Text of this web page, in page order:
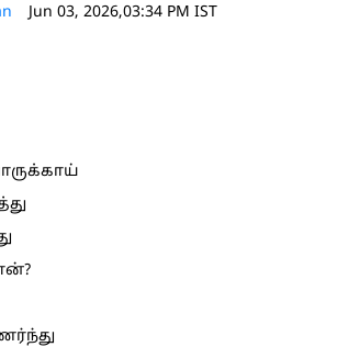
Jun 03, 2026,03:34 PM IST